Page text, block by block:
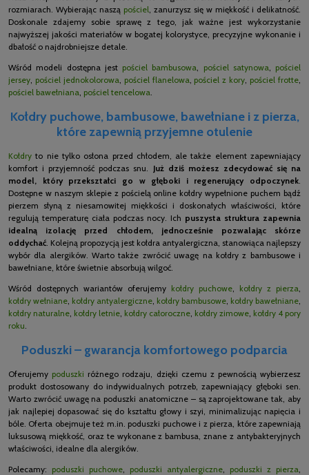
rozmiarach. Wybierając naszą pościel, zanurzysz się w miękkość i delikatność.
Doskonale zdajemy sobie sprawę z tego, jak ważne jest wykorzystanie
najwyższej jakości materiałów w bogatej kolorystyce, precyzyjne wykonanie i
dbałość o najdrobniejsze detale.
Wśród modeli dostępna jest pościel bambusowa, pościel satynowa, pościel
jersey, pościel jednokolorowa, pościel flanelowa, pościel z kory, pościel frotte,
pościel bawełniana, pościel tencelowa.
Kołdry puchowe, bambusowe, bawełniane i z pierza,
które zapewnią przyjemne otulenie
Kołdry to nie tylko osłona przed chłodem, ale także element zapewniający
komfort i przyjemność podczas snu. Już dziś możesz zdecydować się na
model, który przekształci go w głęboki i regenerujący odpoczynek.
Dostępne w naszym sklepie z pościelą online kołdry wypełnione puchem bądź
pierzem słyną z niesamowitej miękkości i doskonałych właściwości, które
regulują temperaturę ciała podczas nocy. Ich puszysta struktura zapewnia
idealną izolację przed chłodem, jednocześnie pozwalając skórze
oddychać. Kolejną propozycją jest kołdra antyalergiczna, stanowiąca najlepszy
wybór dla alergików. Warto także zwrócić uwagę na kołdry z bambusowe i
bawełniane, które świetnie absorbują wilgoć.
Wśród dostępnych wariantów oferujemy kołdry puchowe, kołdry z pierza,
kołdry wełniane, kołdry antyalergiczne, kołdry bambusowe, kołdry bawełniane,
kołdry naturalne, kołdry letnie, kołdry całoroczne, kołdry zimowe, kołdry 4 pory
roku.
Poduszki – gwarancja komfortowego podparcia
Oferujemy poduszki różnego rodzaju, dzięki czemu z pewnością wybierzesz
produkt dostosowany do indywidualnych potrzeb, zapewniający głęboki sen.
Warto zwrócić uwagę na poduszki anatomiczne – są zaprojektowane tak, aby
jak najlepiej dopasować się do kształtu głowy i szyi, minimalizując napięcia i
bóle. Oferta obejmuje też m.in. poduszki puchowe i z pierza, które zapewniają
luksusową miękkość, oraz te wykonane z bambusa, znane z antybakteryjnych
właściwości, idealne dla alergików.
Polecamy: poduszki puchowe poduszki antyalergiczne poduszki z pierza